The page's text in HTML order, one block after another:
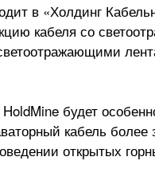
в «Холдинг
кабеля со
будет
кабель
открытых